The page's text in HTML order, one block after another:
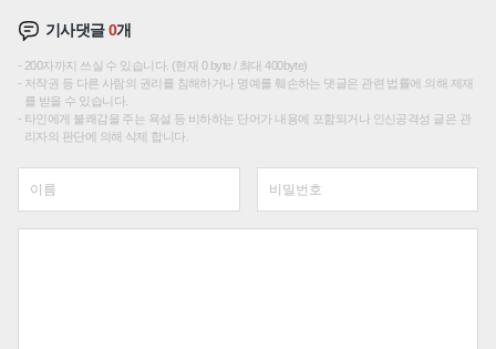
기사댓글0개
200자까지 쓰실 수 있습니다. (현재 0 byte / 최대 400byte)
저작권 등 다른 사람의 권리를 침해하거나 명예를 훼손하는 댓글은 관련 법률에 의해 제재
를 받을 수 있습니다.
타인에게 불쾌감을 주는 욕설 등 비하하는 단어가 내용에 포함되거나 인신공격성 글은 관
리자의 판단에 의해 삭제 합니다.